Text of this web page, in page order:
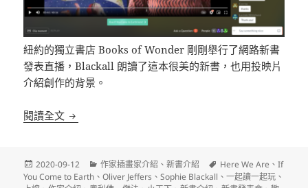
紐約的獨立書店 Books of Wonder 剛剛舉行了網路新書
發表直播，Blackall 朗讀了這本很美的新書，也用投映片
介紹創作的背景。
閱讀全文 新繪本介紹：Sophie Blackall 的《If You Come to
發
佈
2020-09-12
分
類
作家插畫家介紹 、新書介紹
標
籤
Here We Are 、If
You Come to Earth 、Oliver Jeffers 、Sophie Blackall 、一起讀一起玩 、